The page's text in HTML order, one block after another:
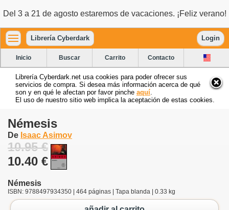
Del 3 a 21 de agosto estaremos de vacaciones. ¡Feliz verano!
Librería Cyberdark Login
Inicio Buscar Carrito Contacto
Librería Cyberdark.net usa cookies para poder ofrecer sus
servicios de compra. Si desea más información acerca de qué
son y en qué le afectan por favor pinche aquí
El uso de nuestro sitio web implica la aceptación de estas cookies.
Némesis
De Isaac Asimov
10.95 €
10.40 €
Némesis
ISBN: 9788497934350 | 464 páginas | Tapa blanda | 0.33 kg